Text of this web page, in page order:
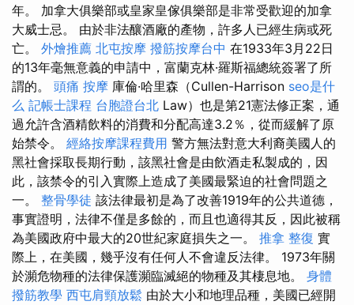
年。 加拿大俱樂部或皇家皇傢俱樂部是非常受歡迎的加拿
大威士忌。 由於非法釀酒廠的產物，許多人已經生病或死
亡。 外燴推薦 北屯按摩 撥筋按摩台中 在1933年3月22日
的13年毫無意義的申請中，富蘭克林·羅斯福總統簽署了所
謂的。 頭痛 按摩 庫倫·哈里森（Cullen-Harrison seo是什
么 記帳士課程 台胞證台北 Law）也是第21憲法修正案，通
過允許含酒精飲料的消費和分配高達3.2％，從而緩解了原
始禁令。 經絡按摩課程費用 警方無法對意大利裔美國人的
黑社會採取長期行動，該黑社會是由飲酒走私製成的，因
此，該禁令的引入實際上造成了美國最緊迫的社會問題之
一。 整骨學徒 該法律最初是為了改善1919年的公共道德，
事實證明，法律不僅是多餘的，而且也適得其反，因此被稱
為美國政府中最大的20世紀家庭損失之一。 推拿 整復 實
際上，在美國，幾乎沒有任何人不會違反法律。 1973年關
於瀕危物種的法律保護瀕臨滅絕的物種及其棲息地。 身體
撥筋教學 西屯肩頸放鬆 由於大小和地理品種，美國已經開